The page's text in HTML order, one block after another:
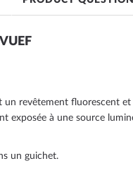
un revêtement fluorescent
exposée à une source
un guichet.